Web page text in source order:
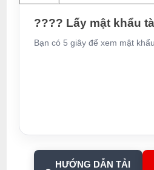
???? Lấy mật khẩu
Bạn có 5 giây để xem mật
HƯỚNG DẪN TẢI